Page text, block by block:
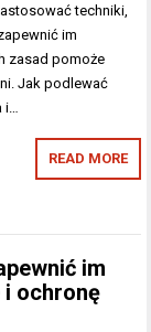
techniki,
im
zasad pomoże
Jak podlewać
READ MORE
im
i ochronę